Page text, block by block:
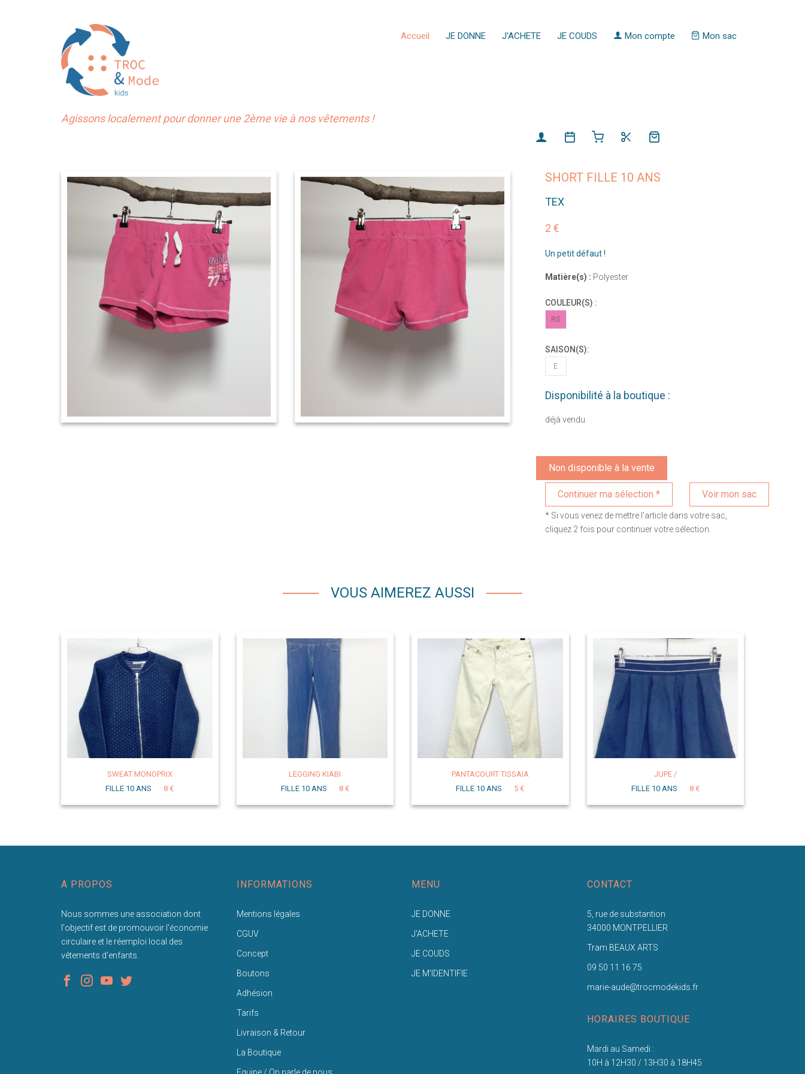
Accueil JE DONNE J'ACHETE JE COUDS Mon compte Mon sac
Agissons localement pour donner une 2ème vie à nos vêtements !
SHORT FILLE 10 ANS
TEX
2 €
Un petit défaut !
Matière(s) : Polyester
COULEUR(S) :
RS
SAISON(S):
E
Disponibilité à la boutique :
déjà vendu
Non disponible à la vente
Voir mon sac
* Si vous venez de mettre l'article dans votre sac,
cliquez 2 fois pour continuer votre sélection.
VOUS AIMEREZ AUSSI
SWEAT MONOPRIX
FILLE 10 ANS
8 €
LEGGING KIABI
FILLE 10 ANS
8 €
PANTACOURT TISSAIA
FILLE 10 ANS
5 €
JUPE /
FILLE 10 ANS
8 €
A PROPOS
Nous sommes une association dont
l'objectif est de promouvoir l'économie
circulaire et le réemploi local des
vêtements d'enfants.
INFORMATIONS
Mentions légales
CGUV
Concept
Boutons
Adhésion
Tarifs
Livraison & Retour
La Boutique
MENU
JE DONNE
J'ACHETE
JE COUDS
JE M'IDENTIFIE
CONTACT
5, rue de substantion
34000 MONTPELLIER
Tram BEAUX ARTS
09 50 11 16 75
marie-aude@trocmodekids.fr
HORAIRES BOUTIQUE
Mardi au Samedi :
10H à 12H30 / 13H30 à 18H45